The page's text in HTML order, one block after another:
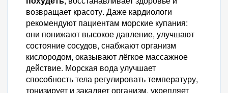
возвращает красоту. Даже кардиологи
рекомендуют пациентам морские купания:
они понижают высокое давление, улучшают
состояние сосудов, снабжают организм
кислородом, оказывают лёгкое массажное
действие. Морская вода улучшает
способность тела регулировать температуру,
тонизирует и закаляет организм, укрепляет